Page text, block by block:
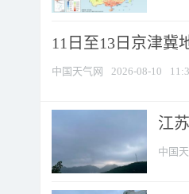
11日至13日京津冀
中国天气网 2026-08-10
江
中国